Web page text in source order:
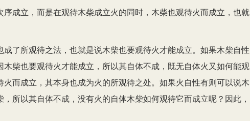
成立，而是在观待木柴成立火的同时，木柴也观待火而成立，也就
了所观待之法，也就是说木柴也要观待火才能成立。如果木柴自性
柴也要观待火才能成立，所以其自体不成，既无自体火又如何能观
而成立，其本身也成为火的所观待之处。如果火自性有则可以说木
所以其自体不成，没有火的自体木柴如何观待它而成立呢？因此，